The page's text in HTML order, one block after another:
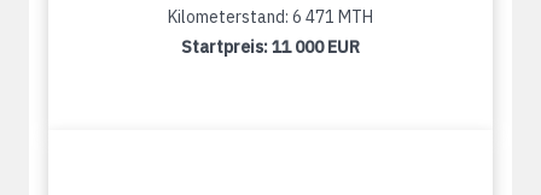
Kilometerstand: 6 471 MTH
Startpreis:11 000 EUR